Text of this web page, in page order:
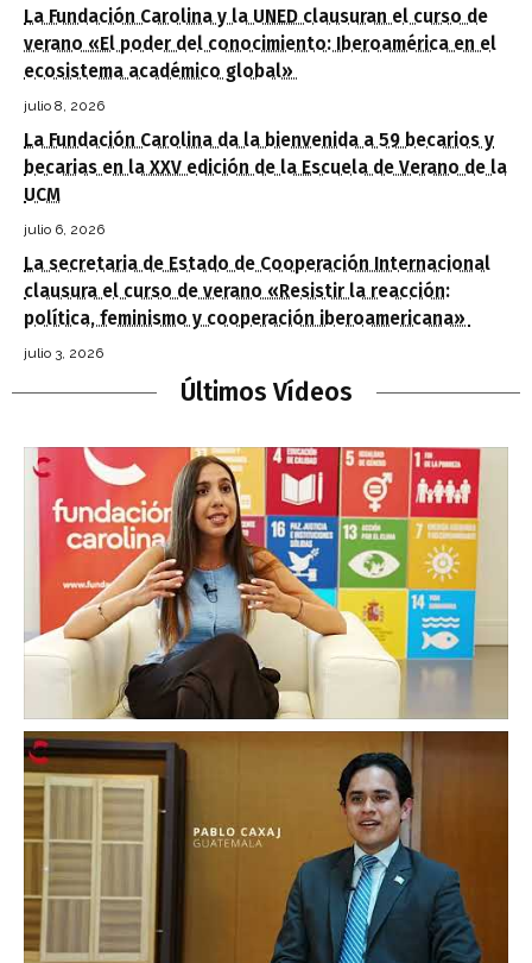
La Fundación Carolina y la UNED clausuran el curso de
verano «El poder del conocimiento: Iberoamérica en el
ecosistema académico global»
julio 8, 2026
La Fundación Carolina da la bienvenida a 59 becarios y
becarias en la XXV edición de la Escuela de Verano de la
UCM
julio 6, 2026
La secretaria de Estado de Cooperación Internacional
clausura el curso de verano «Resistir la reacción:
política, feminismo y cooperación iberoamericana»
julio 3, 2026
Últimos Vídeos